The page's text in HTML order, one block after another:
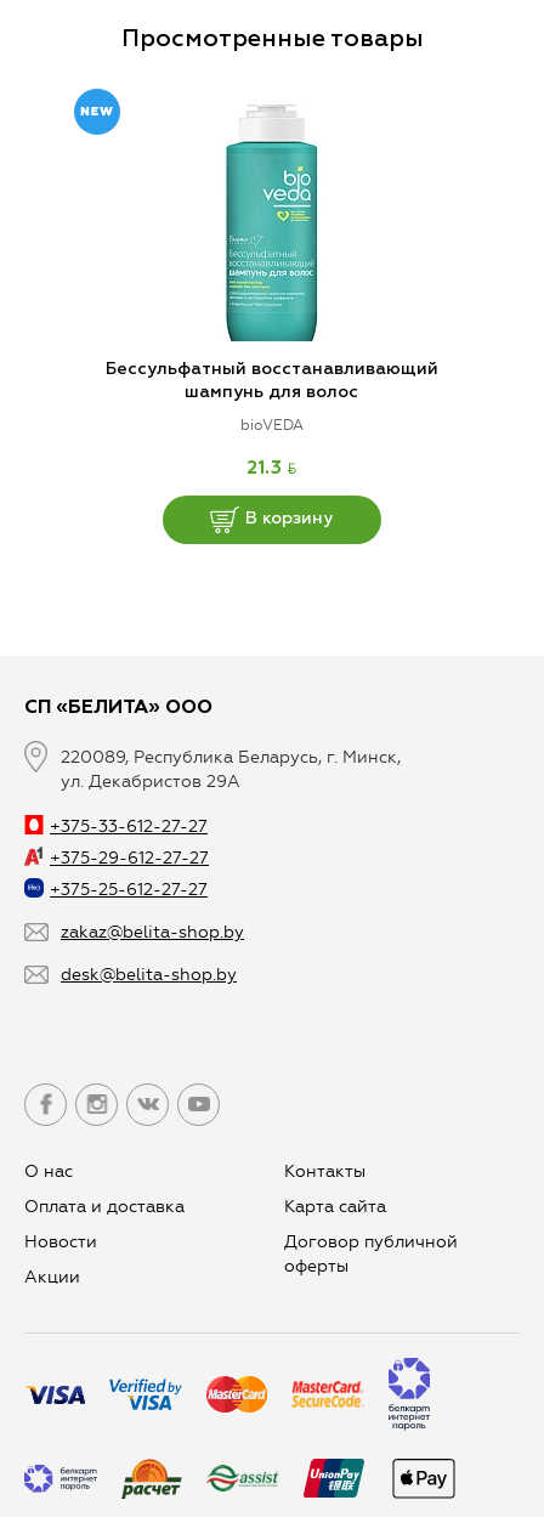
Просмотренные товары
Бессульфатный восстанавливающий
шампунь для волос
bioVEDA
21.3 BYN
В корзину
СП «БЕЛИТА» ООО
220089, Республика Беларусь, г. Минск,
ул. Декабристов 29А
+375-33-612-27-27
+375-29-612-27-27
+375-25-612-27-27
zakaz@belita-shop.by
desk@belita-shop.by
О нас
Оплата и доставка
Новости
Aкции
Контакты
Карта сайта
Договор публичной
оферты